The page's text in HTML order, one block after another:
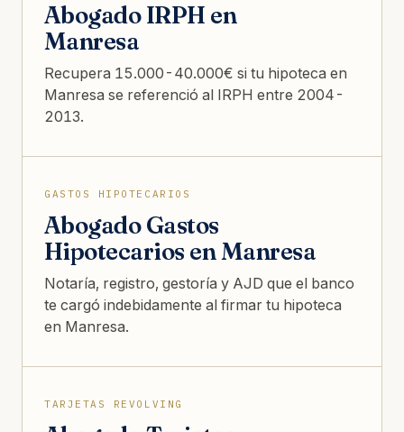
Abogado IRPH en
Manresa
Recupera 15.000-40.000€ si tu hipoteca en
Manresa se referenció al IRPH entre 2004-
2013.
GASTOS HIPOTECARIOS
Abogado Gastos
Hipotecarios en Manresa
Notaría, registro, gestoría y AJD que el banco
te cargó indebidamente al firmar tu hipoteca
en Manresa.
TARJETAS REVOLVING